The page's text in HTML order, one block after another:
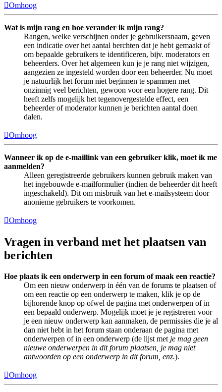
Omhoog
Wat is mijn rang en hoe verander ik mijn rang?
Rangen, welke verschijnen onder je gebruikersnaam, geven
een indicatie over het aantal berchten dat je hebt gemaakt of
om bepaalde gebruikers te identificeren, bijv. moderators en
beheerders. Over het algemeen kun je je rang niet wijzigen,
aangezien ze ingesteld worden door een beheerder. Nu moet
je natuurlijk het forum niet beginnen te spammen met
onzinnig veel berichten, gewoon voor een hogere rang. Dit
heeft zelfs mogelijk het tegenovergestelde effect, een
beheerder of moderator kunnen je berichten aantal doen
dalen.
Omhoog
Wanneer ik op de e-maillink van een gebruiker klik, moet ik me
aanmelden?
Alleen geregistreerde gebruikers kunnen gebruik maken van
het ingebouwde e-mailformulier (indien de beheerder dit heeft
ingeschakeld). Dit om misbruik van het e-mailsysteem door
anonieme gebruikers te voorkomen.
Omhoog
Vragen in verband met het plaatsen van
berichten
Hoe plaats ik een onderwerp in een forum of maak een reactie?
Om een nieuw onderwerp in één van de forums te plaatsen of
om een reactie op een onderwerp te maken, klik je op de
bijhorende knop op ofwel de pagina met onderwerpen of in
een bepaald onderwerp. Mogelijk moet je je registreren voor
je een nieuw onderwerp kan aanmaken, de permissies die je al
dan niet hebt in het forum staan onderaan de pagina met
onderwerpen of in een onderwerp (de lijst met je mag geen
nieuwe onderwerpen in dit forum plaatsen, je mag niet
antwoorden op een onderwerp in dit forum, enz.).
Omhoog